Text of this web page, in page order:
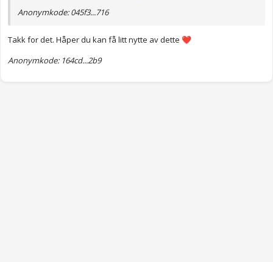
Anonymkode: 045f3...716
Takk for det. Håper du kan få litt nytte av dette ❤️
Anonymkode: 164cd...2b9